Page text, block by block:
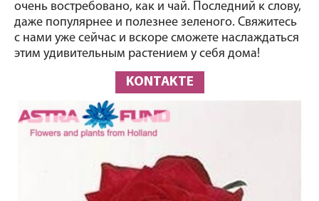
очень востребовано, как и чай. Последний к слову,
даже популярнее и полезнее зеленого. Свяжитесь
с нами уже сейчас и вскоре сможете наслаждаться
этим удивительным растением у себя дома!
KONTAKTE